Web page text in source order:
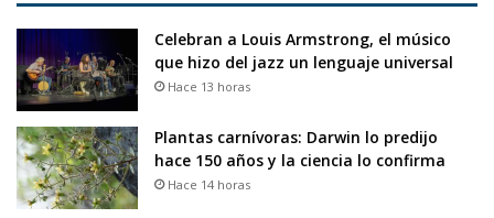
Celebran a Louis Armstrong, el músico
que hizo del jazz un lenguaje universal
Hace 13 horas
Plantas carnívoras: Darwin lo predijo
hace 150 años y la ciencia lo confirma
Hace 14 horas